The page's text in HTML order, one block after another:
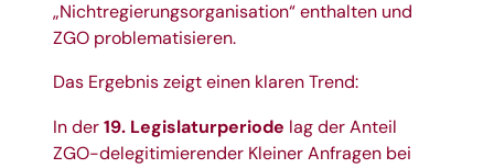
„Nichtregierungsorganisation“ enthalten und
ZGO problematisieren.
Das Ergebnis zeigt einen klaren Trend:
In der 19. Legislaturperiode lag der Anteil
ZGO-delegitimierender Kleiner Anfragen bei